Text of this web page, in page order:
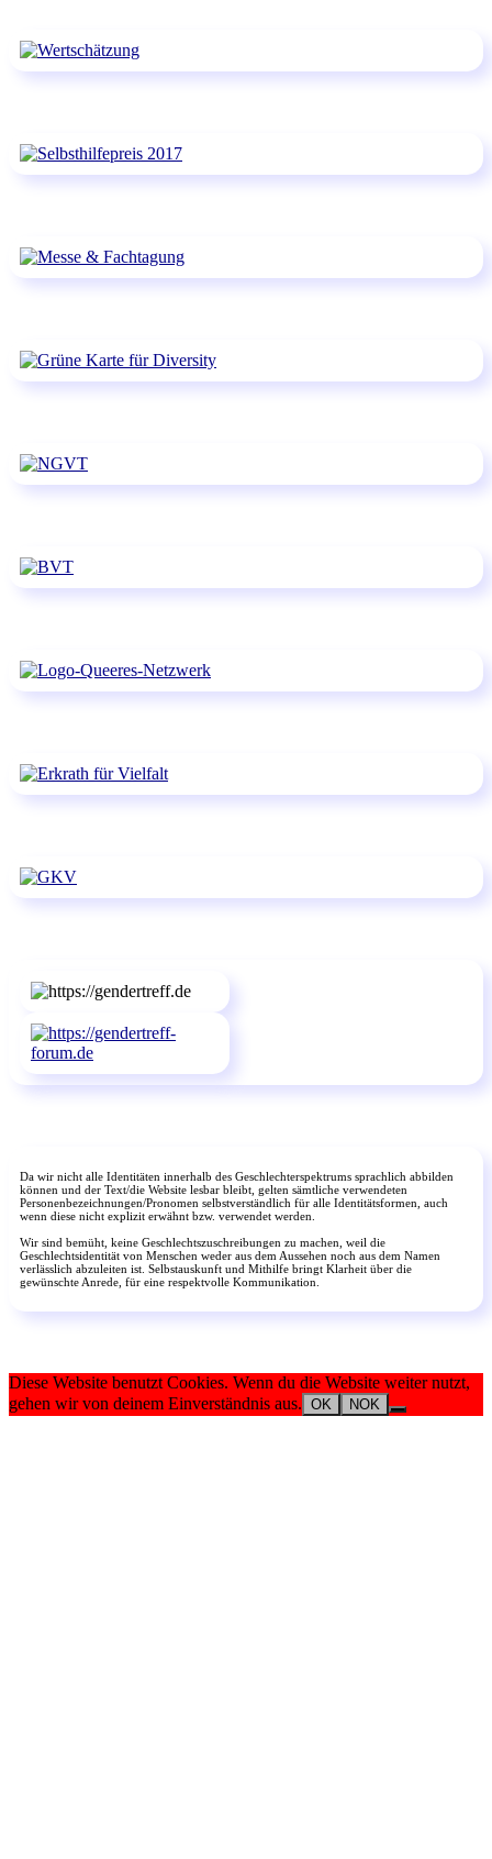
Da wir nicht alle Identitäten innerhalb des Geschlechterspektrums sprachlich abbilden
können und der Text/die Website lesbar bleibt, gelten sämtliche verwendeten
Personenbezeichnungen/Pronomen selbstverständlich für alle Identitätsformen, auch
wenn diese nicht explizit erwähnt bzw. verwendet werden.
Wir sind bemüht, keine Geschlechtszuschreibungen zu machen, weil die
Geschlechtsidentität von Menschen weder aus dem Aussehen noch aus dem Namen
verlässlich abzuleiten ist. Selbstauskunft und Mithilfe bringt Klarheit über die
gewünschte Anrede, für eine respektvolle Kommunikation.
Diese Website benutzt Cookies. Wenn du die Website weiter nutzt,
gehen wir von deinem Einverständnis aus. OK NOK